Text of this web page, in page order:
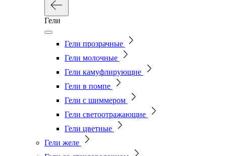
Гели
Гели прозрачные
Гели молочные
Гели камуфлирующие
Гели в помпе
Гели с шиммером
Гели светоотражающие
Гели цветные
Гели желе